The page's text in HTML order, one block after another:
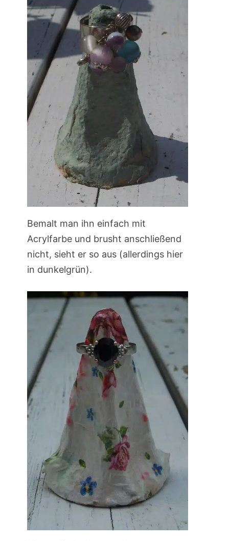
Bemalt man ihn einfach mit
Acrylfarbe und brusht anschließend
nicht, sieht er so aus (allerdings hier
in dunkelgrün).